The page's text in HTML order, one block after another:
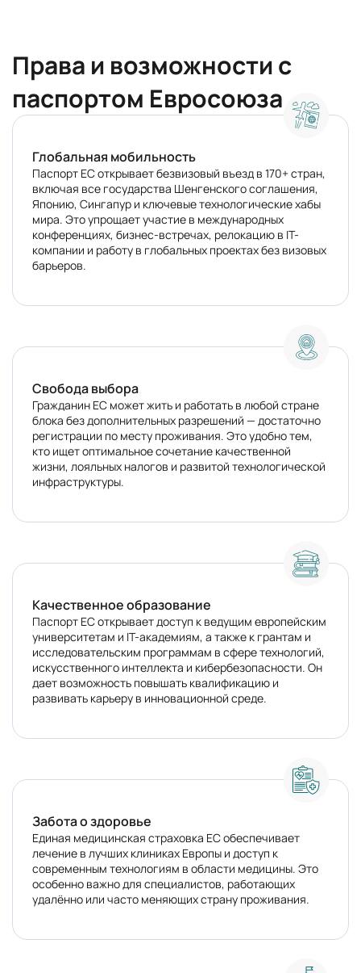
Права и возможности с
паспортом Евросоюза
Глобальная мобильность
Паспорт ЕС открывает безвизовый въезд в 170+ стран,
включая все государства Шенгенского соглашения,
Японию, Сингапур и ключевые технологические хабы
мира. Это упрощает участие в международных
конференциях, бизнес-встречах, релокацию в IT-
компании и работу в глобальных проектах без визовых
барьеров.
Свобода выбора
Гражданин ЕС может жить и работать в любой стране
блока без дополнительных разрешений — достаточно
регистрации по месту проживания. Это удобно тем,
кто ищет оптимальное сочетание качественной
жизни, лояльных налогов и развитой технологической
инфраструктуры.
Качественное образование
Паспорт ЕС открывает доступ к ведущим европейским
университетам и IT-академиям, а также к грантам и
исследовательским программам в сфере технологий,
искусственного интеллекта и кибербезопасности. Он
дает возможность повышать квалификацию и
развивать карьеру в инновационной среде.
Забота о здоровье
Единая медицинская страховка ЕС обеспечивает
лечение в лучших клиниках Европы и доступ к
современным технологиям в области медицины. Это
особенно важно для специалистов, работающих
удалённо или часто меняющих страну проживания.